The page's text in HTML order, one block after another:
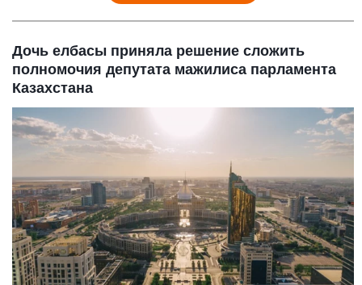
Дочь елбасы приняла решение сложить
полномочия депутата мажилиса парламента
Казахстана